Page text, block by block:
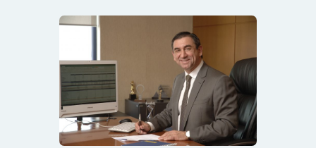
ST SUMMIT
MULHERES
HOMEST
HOME